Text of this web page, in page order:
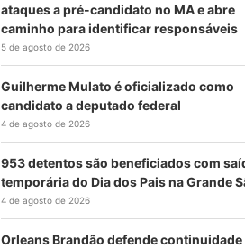
ataques a pré-candidato no MA e abre
caminho para identificar responsáveis
5 de agosto de 2026
Guilherme Mulato é oficializado como
candidato a deputado federal
4 de agosto de 2026
953 detentos são beneficiados com
temporária do Dia dos Pais na Grande
4 de agosto de 2026
Orleans Brandão defende continuidade